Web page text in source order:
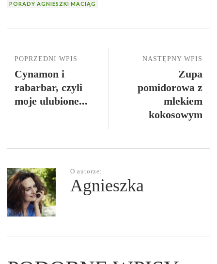
PORADY AGNIESZKI MACIĄG
NASTĘPNY WPIS
Zupa
pomidorowa z
mlekiem
kokosowym
POPRZEDNI WPIS
Cynamon i
rabarbar, czyli
moje ulubione...
O autorze:
Agnieszka